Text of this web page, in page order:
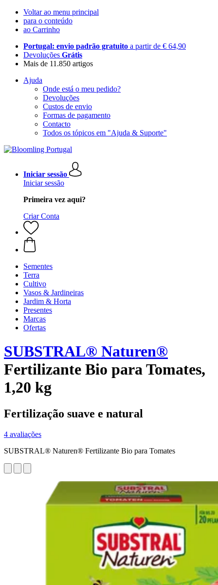
Voltar ao menu principal
para o conteúdo
ao Carrinho
Portugal: envio padrão gratuito a partir de € 64,90
Devoluções Grátis
Mais de 11.850 artigos
Ajuda
Onde está o meu pedido?
Devoluções
Custos de envio
Formas de pagamento
Contacto
Todos os tópicos em "Ajuda & Suporte"
Iniciar sessão
Iniciar sessão
Primeira vez aqui?
Criar Conta
Sementes
Terra
Cultivo
Vasos & Jardineiras
Jardim & Horta
Presentes
Marcas
Ofertas
SUBSTRAL® Naturen®
Fertilizante Bio para Tomates,
1,20 kg
Fertilização suave e natural
4 avaliações
SUBSTRAL® Naturen® Fertilizante Bio para Tomates